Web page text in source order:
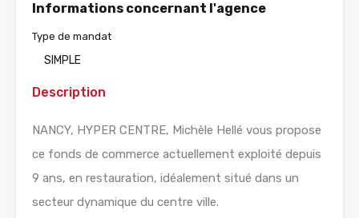
Informations concernant l'agence
Type de mandat
SIMPLE
Description
NANCY, HYPER CENTRE, Michèle Hellé vous propose
ce fonds de commerce actuellement exploité depuis
9 ans, en restauration, idéalement situé dans un
secteur dynamique du centre ville.